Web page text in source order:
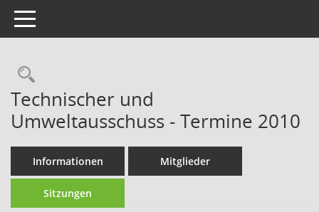
Toggle navigation
Technischer und
Umweltausschuss - Termine 2010
Informationen Mitglieder
Sitzungen